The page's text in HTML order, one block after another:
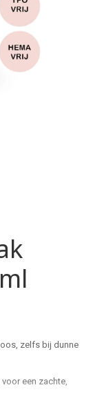
zelfs bij dunne
een zachte,